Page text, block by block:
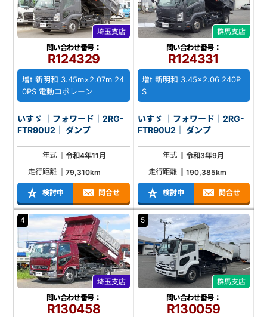
埼玉支店
問い合わせ番号：
R124329
増t 新明和 3.45m×2.07m 24
0PS 電動コボレーン
いすゞ ｜フォワード｜2RG-
FTR90U2｜ ダンプ
年式
令和4年11月
走行距離
79,310km
検討中 問合せ
群馬支店
問い合わせ番号：
R124331
増t 新明和 3.45×2.06 240P
S
いすゞ ｜フォワード｜2RG-
FTR90U2｜ ダンプ
年式
令和3年9月
走行距離
190,385km
検討中 問合せ
4
埼玉支店
問い合わせ番号：
R130458
5
群馬支店
問い合わせ番号：
R130059